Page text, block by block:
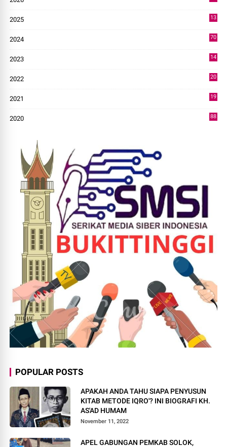
2025
13
2024
70
2023
14
2022
20
2021
19
2020
88
POPULAR POSTS
APAKAH ANDA TAHU SIAPA PENYUSUN
KITAB METODE IQRO'? INI BIOGRAFI KH.
AS'AD HUMAM
November 11, 2022
APEL GABUNGAN PEMKAB SOLOK,